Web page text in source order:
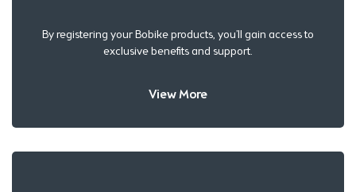
By registering your Bobike products, you’ll gain access to
exclusive benefits and support.
View More